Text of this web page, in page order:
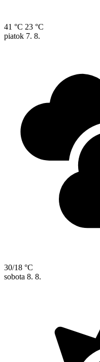
41 °C 23 °C
piatok 7. 8.
30/18 °C
sobota 8. 8.